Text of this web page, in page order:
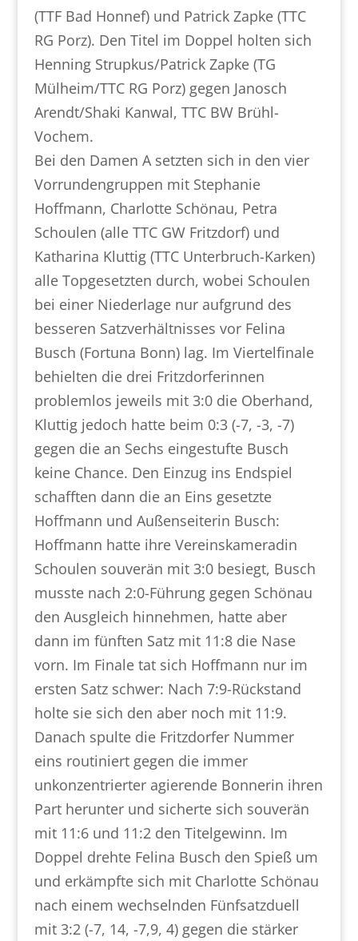
(TTF Bad Honnef) und Patrick Zapke (TTC
RG Porz). Den Titel im Doppel holten sich
Henning Strupkus/Patrick Zapke (TG
Mülheim/TTC RG Porz) gegen Janosch
Arendt/Shaki Kanwal, TTC BW Brühl-
Vochem.
Bei den Damen A setzten sich in den vier
Vorrundengruppen mit Stephanie
Hoffmann, Charlotte Schönau, Petra
Schoulen (alle TTC GW Fritzdorf) und
Katharina Kluttig (TTC Unterbruch-Karken)
alle Topgesetzten durch, wobei Schoulen
bei einer Niederlage nur aufgrund des
besseren Satzverhältnisses vor Felina
Busch (Fortuna Bonn) lag. Im Viertelfinale
behielten die drei Fritzdorferinnen
problemlos jeweils mit 3:0 die Oberhand,
Kluttig jedoch hatte beim 0:3 (-7, -3, -7)
gegen die an Sechs eingestufte Busch
keine Chance. Den Einzug ins Endspiel
schafften dann die an Eins gesetzte
Hoffmann und Außenseiterin Busch:
Hoffmann hatte ihre Vereinskameradin
Schoulen souverän mit 3:0 besiegt, Busch
musste nach 2:0-Führung gegen Schönau
den Ausgleich hinnehmen, hatte aber
dann im fünften Satz mit 11:8 die Nase
vorn. Im Finale tat sich Hoffmann nur im
ersten Satz schwer: Nach 7:9-Rückstand
holte sie sich den aber noch mit 11:9.
Danach spulte die Fritzdorfer Nummer
eins routiniert gegen die immer
unkonzentrierter agierende Bonnerin ihren
Part herunter und sicherte sich souverän
mit 11:6 und 11:2 den Titelgewinn. Im
Doppel drehte Felina Busch den Spieß um
und erkämpfte sich mit Charlotte Schönau
nach einem wechselnden Fünfsatzduell
mit 3:2 (-7, 14, -7,9, 4) gegen die stärker